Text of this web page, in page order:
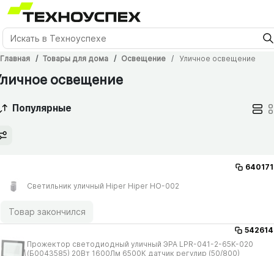
Главная Товары для дома Освещение Уличное освещение
освещение
Популярные
640171
Светильник уличный Hiper Hiper HO-002
Товар закончился
542614
Прожектор светодиодный уличный ЭРА LPR-041-2-65K-020
(Б0043585) 20Вт 1600Лм 6500К датчик регулир (50/​800)